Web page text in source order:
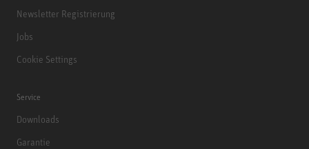
Newsletter Registrierung
Jobs
Cookie Settings
Service
Downloads
Garantie